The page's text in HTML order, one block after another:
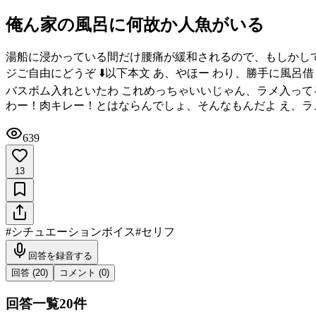
俺ん家の風呂に何故か人魚がいる
湯船に浸かっている間だけ腰痛が緩和されるので、もしか
ジご自由にどうぞ ⬇️以下本文 あ、やほー わり、勝手に風呂
バスボム入れといたわ これめっちゃいいじゃん、ラメ入っ
わー！肉キレー！とはならんでしょ、そんなもんだよ え、
639
13
#シチュエーションボイス#セリフ
回答を録音する
回答 (20) コメント (0)
回答一覧20件